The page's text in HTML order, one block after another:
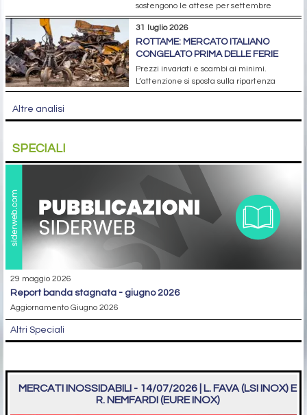
sostengono le attese per settembre
31 luglio 2026
ROTTAME: MERCATO ITALIANO
CONGELATO PRIMA DELLE FERIE
Prezzi invariati e scambi ai minimi.
L’attenzione si sposta sulla ripartenza
Altre analisi
SPECIALI
29 maggio 2026
report banda stagnata - giugno 2026
Aggiornamento Giugno 2026
Altri Speciali
MERCATI INOSSIDABILI - 14/07/2026 | L. FAVA (LSI INOX) E
R. NEMFARDI (EURE INOX)